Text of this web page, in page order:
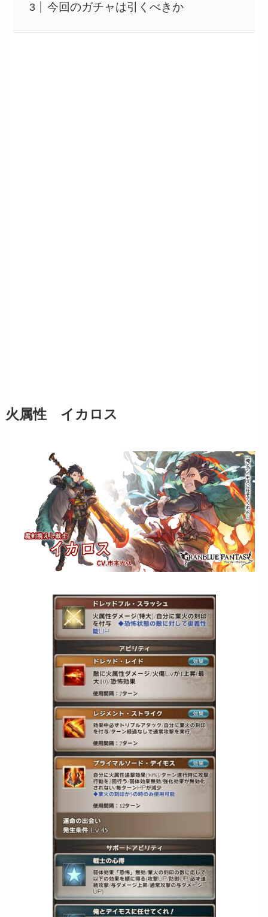
今回のガチャは引くべきか
火属性 イカロス